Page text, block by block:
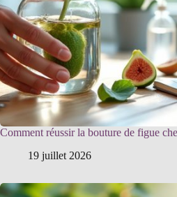
Comment réussir la bouture de figue
19 juillet 2026